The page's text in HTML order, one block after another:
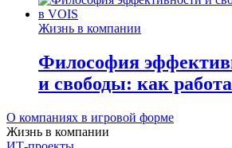
Жизнь в компании
Философия
и свободы: как
О компаниях в игровой форме
Жизнь в компании